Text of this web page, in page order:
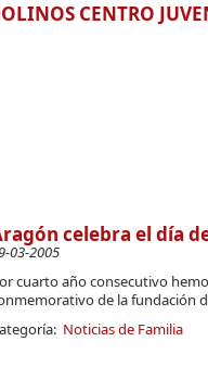
CENTRO
celebra el día
03-2005
cuarto año consecutivo
de la fundación
Noticias de Familia